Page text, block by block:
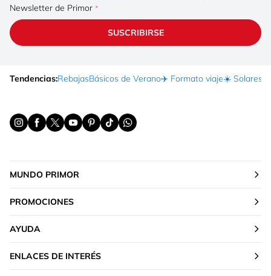
Newsletter de Primor
SUSCRIBIRSE
Tendencias:RebajasBásicos de Verano✈️ Formato viaje☀️ Solares
MUNDO PRIMOR
PROMOCIONES
AYUDA
ENLACES DE INTERÉS